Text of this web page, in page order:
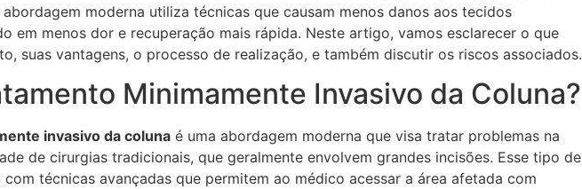
moderna utiliza técnicas que causam menos danos aos tecidos
em menos dor e recuperação mais rápida. Neste artigo, vamos esclarecer o que
suas vantagens, o processo de realização, e também discutir os riscos associados.
Minimamente Invasivo da Coluna?
invasivo da coluna é uma abordagem moderna que visa tratar problemas na
de cirurgias tradicionais, que geralmente envolvem grandes incisões. Esse tipo de
técnicas avançadas que permitem ao médico acessar a área afetada com